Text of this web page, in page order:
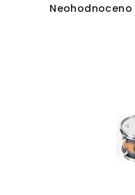
Průměrné
Neohodnoceno